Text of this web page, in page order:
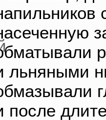
льняными
после